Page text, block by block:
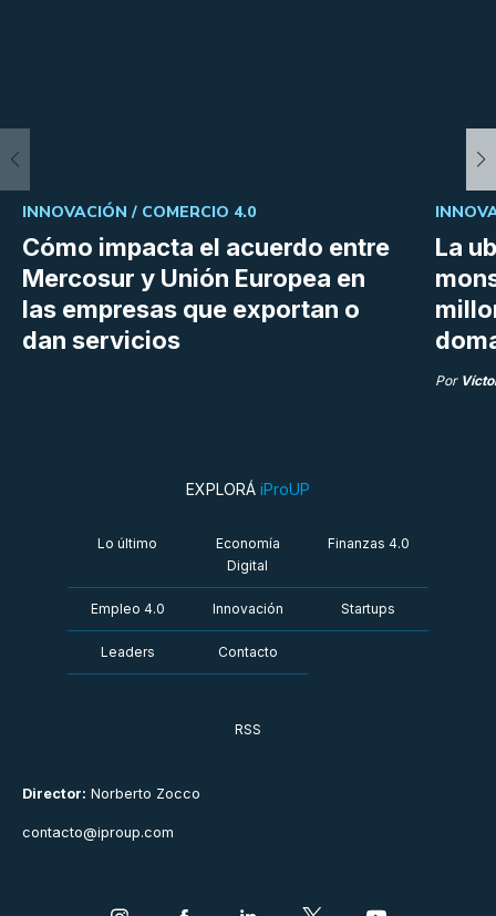
Cómo impacta el acuerdo entre
Mercosur y Unión Europea en
las empresas que exportan o
dan servicios
INNOVACIÓN / COMERCIO 4.0
La
Por
Director: Norberto Zocco
contacto@iproup.com
EXPLORÁ iProUP
Lo último
Economía
Digital
Finanzas 4.0
Empleo 4.0 Innovación Startups
Leaders Contacto
RSS